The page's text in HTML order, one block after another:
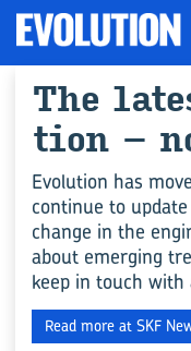
Tutti
NOTIZIE
The
tion –
Evolution has
continue to
change in the
about emerging
keep in touch with
Read more at SKF